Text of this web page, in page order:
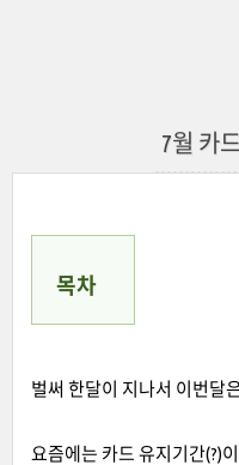
7월 카
목차
벌써 한달이 지나서 이번달
요즘에는 카드 유지기간(?)